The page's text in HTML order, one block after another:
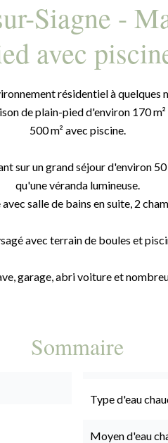
Siagne -
avec
résidentiel à
de plain-pied d'environ 170
500 m² avec piscine.
sur un grand séjour d'environ
qu'une véranda lumineuse.
salle de bains en suite, 2
avec terrain de boules et
garage, abri voiture et
Sommaire
Type d'eau
Moyen d'eau